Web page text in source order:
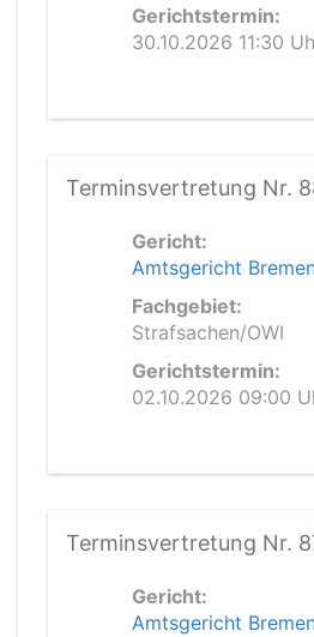
Gerichtstermin:
30.10.2026 11:30
Terminsvertretung Nr.
Gericht:
Amtsgericht
Fachgebiet:
Strafsachen/OWI
Gerichtstermin:
02.10.2026 09:00
Terminsvertretung Nr.
Gericht:
Amtsgericht